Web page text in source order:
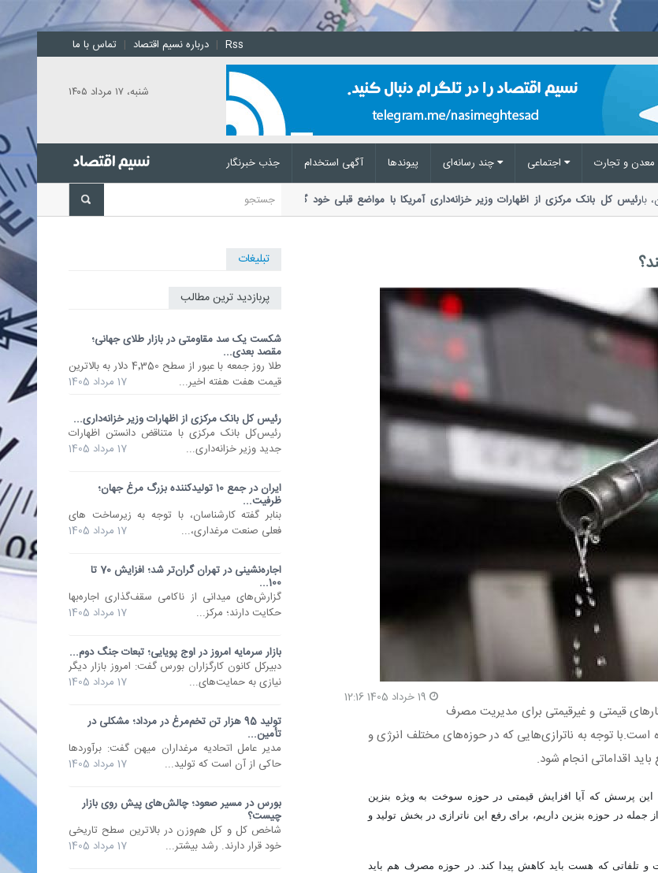
تماس با ما | درباره نسیم اقتصاد | Rss
شنبه، ۱۷ مرداد ۱۴۰۵
جذب خبرنگار آگهی استخدام پیوند‌ها
رئیس کل بانک مرکزی از اظهارات وزیر خزانه‌داری آمریکا با مواضع قبلی خود گفت
رئیس‌کل بانک
مرکزی با متناقض دانستن اظهارات جدید وزیر...
با
تبلیغات
پربازدید ترین مطالب
شکست یک سد مقاومتی در بازار طلای جهانی؛
مقصد بعدی...
طلا روز جمعه با عبور از سطح 4٬350 دلار به بالاترین
قیمت هفت هفته اخیر...
17 مرداد 1405
رئیس کل بانک مرکزی از اظهارات وزیر خزانه‌داری...
رئیس‌کل بانک مرکزی با متناقض دانستن اظهارات
جدید وزیر خزانه‌داری...
17 مرداد 1405
ایران در جمع 10 تولیدکننده بزرگ مرغ جهان؛
ظرفیت...
بنابر گفته کارشناسان، با توجه به زیرساخت های
فعلی صنعت مرغداری،...
17 مرداد 1405
اجاره‌نشینی در تهران گران‌تر شد؛ افزایش 70 تا
100...
گزارش‌های میدانی از ناکامی سقف‌گذاری اجاره‌بها
حکایت دارند؛ مرکز...
17 مرداد 1405
بازار سرمایه امروز در اوج پویایی؛ تبعات جنگ دوم...
دبیرکل کانون کارگزاران بورس گفت: امروز بازار دیگر
نیازی به حمایت‌های...
17 مرداد 1405
تولید 95 هزار تن تخم‌مرغ در مرداد؛ مشکلی در
تأمین...
مدیر عامل اتحادیه مرغداران میهن گفت: برآوردها
حاکی از آن است که تولید...
17 مرداد 1405
بورس در مسیر صعود؛ چالش‌های پیش روی بازار
چیست؟
شاخص کل و کل هم‌وزن در بالاترین سطح تاریخی
خود قرار دارند. رشد بیشتر...
17 مرداد 1405
قیمتی و غیرقیمتی برای مدیریت مصرف
است.با توجه به ناترازی‌هایی که در حوزه‌های مختلف انرژی و
اقداماتی انجام شود.
این پرسش که آیا افزایش قیمتی در حوزه سوخت به ویژه بنزین
در حوزه بنزین داریم، برای رفع این ناترازی در بخش تولید و
و تلفاتی که هست باید کاهش پیدا کند. در حوزه مصرف هم باید